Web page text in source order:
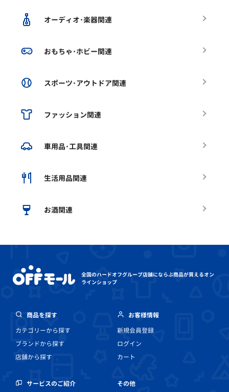
オーディオ･楽器関連
おもちゃ･ホビー関連
スポーツ･アウトドア関連
ファッション関連
車用品･工具関連
生活用品関連
お酒関連
全国のハードオフグループ店舗にならぶ商品が買えるオン
ラインショップ
商品を探す
カテゴリーから探す
ブランドから探す
店舗から探す
お客様情報
新規会員登録
ログイン
カート
サービスのご紹介 その他